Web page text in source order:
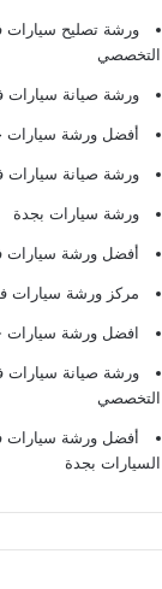
ورشة تصليح
التخصصي
ورشة صيانة سيارات
أفضل ورشة سيارات
ورشة صيانة سيارات
ورشة سيارات بجدة
أفضل ورشة سيارات
مركز ورشة سيارات
افضل ورشة سيارات
ورشة صيانة سيارات
التخصصي
أفضل ورشة سيارات
السيارات بجدة